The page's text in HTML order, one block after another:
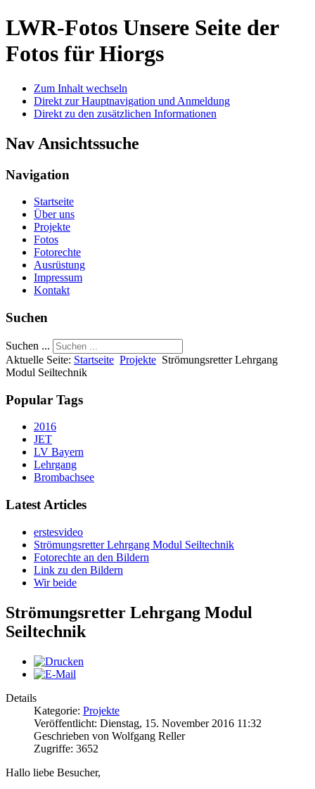
LWR-Fotos Unsere Seite der
Fotos für Hiorgs
Zum Inhalt wechseln
Direkt zur Hauptnavigation und Anmeldung
Direkt zu den zusätzlichen Informationen
Nav Ansichtssuche
Navigation
Startseite
Über uns
Projekte
Fotos
Fotorechte
Ausrüstung
Impressum
Kontakt
Suchen
Suchen ...
Aktuelle Seite: Startseite Projekte Strömungsretter Lehrgang
Modul Seiltechnik
Popular Tags
2016
JET
LV Bayern
Lehrgang
Brombachsee
Latest Articles
erstesvideo
Strömungsretter Lehrgang Modul Seiltechnik
Fotorechte an den Bildern
Link zu den Bildern
Wir beide
Strömungsretter Lehrgang Modul
Seiltechnik
Details
Kategorie: Projekte
Veröffentlicht: Dienstag, 15. November 2016 11:32
Geschrieben von Wolfgang Reller
Zugriffe: 3652
Hallo liebe Besucher,